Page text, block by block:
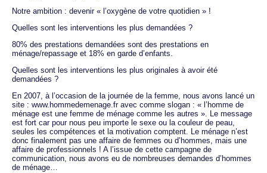
Notre ambition : devenir « l’oxygène de votre quotidien » !
Quelles sont les interventions les plus demandées ?
80% des prestations demandées sont des prestations en
ménage/repassage et 18% en garde d’enfants.
Quelles sont les interventions les plus originales à avoir été
demandées ?
En 2007, à l’occasion de la journée de la femme, nous avons lancé un
site : www.hommedemenage.fr avec comme slogan : « l’homme de
ménage est une femme de ménage comme les autres ». Le message
est fort car pour nous peu importe le sexe ou la couleur de peau,
seules les compétences et la motivation comptent. Le ménage n’est
donc finalement pas une affaire de femmes ou d’hommes, mais une
affaire de professionnels ! A l’issue de cette campagne de
communication, nous avons eu de nombreuses demandes d’hommes
de ménage…